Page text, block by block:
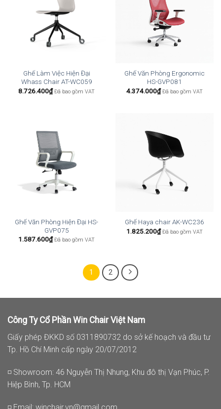
Ghế Làm Việc Hiện Đại
Whass Chair AT-WC059
8.726.400₫ Đã bao gồm VAT
Ghế Văn Phòng Ergonomic
HS-GVP081
4.374.000₫ Đã bao gồm VAT
Ghế Văn Phòng Hiện Đại HS-
GVP075
1.587.600₫ Đã bao gồm VAT
Ghế Haya chair AK-WC236
1.825.200₫ Đã bao gồm VAT
1 2
Công Ty Cổ Phần Win Chair Việt Nam
Giấy phép ĐKKD số 0311890732 do sở kế hoạch và đầu tư
Tp. Hồ Chí Minh cấp ngày 20/07/2012
◽ Showroom: 46 Nguyễn Thị Nhung, Khu đô thị Vạn Phúc, P.
Hiệp Bình, Tp. HCM